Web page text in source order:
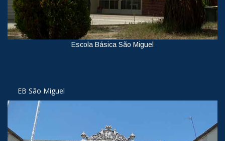
Escola Básica São Miguel
EB São Miguel